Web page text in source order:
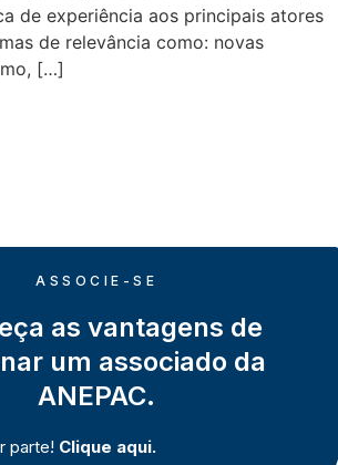
de experiência aos principais atores
de relevância como: novas
[…]
ASSOCIE-SE
as vantagens de
um associado da
ANEPAC.
parte! Clique aqui.